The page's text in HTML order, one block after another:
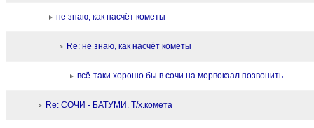
не знаю, как насчёт кометы
Re: не знаю, как насчёт кометы
всё-таки хорошо бы в сочи на морвокзал позвонить
Re: СОЧИ - БАТУМИ. Т/х.комета